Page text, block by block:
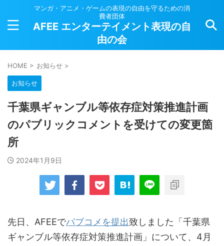
マンガ・アニメ・ゲームの表現の自由を守るための消
費者団体
AFEE エンターテイメント表現の自
由の会
HOME > お知らせ >
お知らせ
千葉県ギャンブル等依存症対策推進計画
のパブリックコメントを受けての変更箇
所
2024年1月9日
先日、AFEEでパブコメを提出致しました「千葉県
ギャンブル等依存症対策推進計画」について、4月